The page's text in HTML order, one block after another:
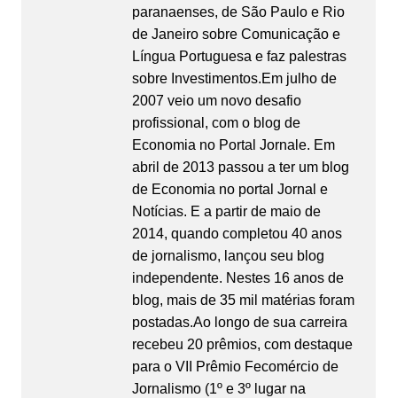
paranaenses, de São Paulo e Rio
de Janeiro sobre Comunicação e
Língua Portuguesa e faz palestras
sobre Investimentos.Em julho de
2007 veio um novo desafio
profissional, com o blog de
Economia no Portal Jornale. Em
abril de 2013 passou a ter um blog
de Economia no portal Jornal e
Notícias. E a partir de maio de
2014, quando completou 40 anos
de jornalismo, lançou seu blog
independente. Nestes 16 anos de
blog, mais de 35 mil matérias foram
postadas.Ao longo de sua carreira
recebeu 20 prêmios, com destaque
para o VII Prêmio Fecomércio de
Jornalismo (1º e 3º lugar na